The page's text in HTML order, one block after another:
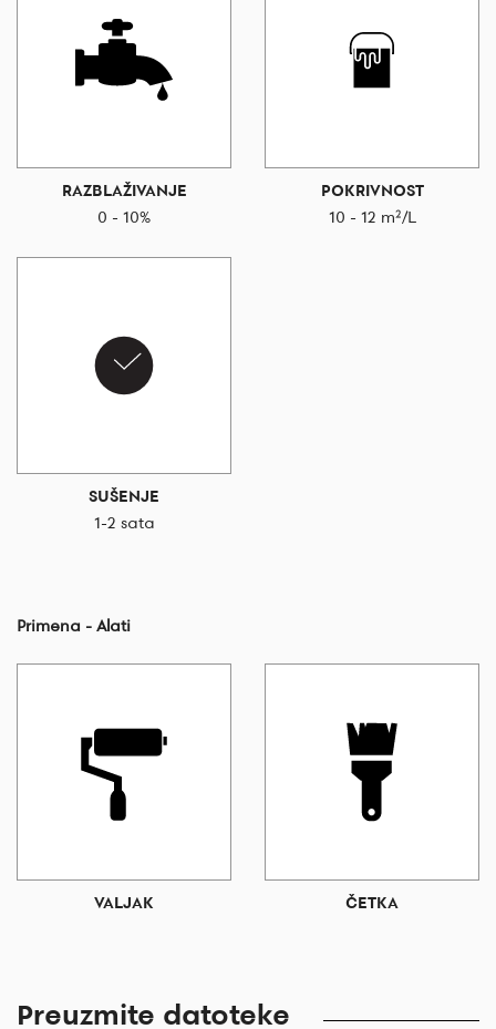
RAZBLAŽIVANJE
0 - 10%
POKRIVNOST
10 - 12 m²/L
SUŠENJE
1-2 sata
Primena - Alati
VALJAK ČETKA
Preuzmite datoteke